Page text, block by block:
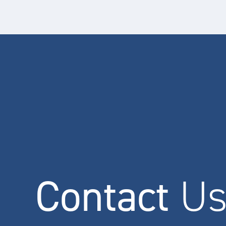
Contact